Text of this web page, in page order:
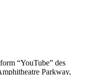
“YouTube” des
Parkway,